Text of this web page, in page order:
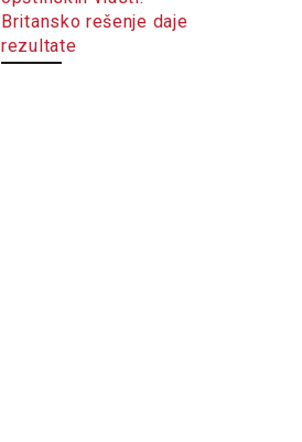
Britansko rešenje daje
rezultate